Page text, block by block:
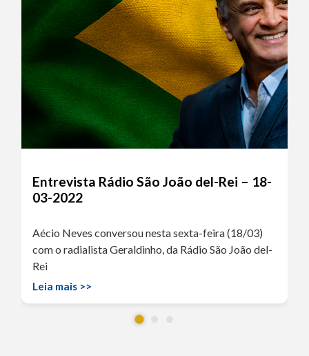
Entrevista Rádio São João del-Rei – 18-
03-2022
Aécio Neves conversou nesta sexta-feira (18/03)
com o radialista Geraldinho, da Rádio São João del-
Rei
Leia mais >>